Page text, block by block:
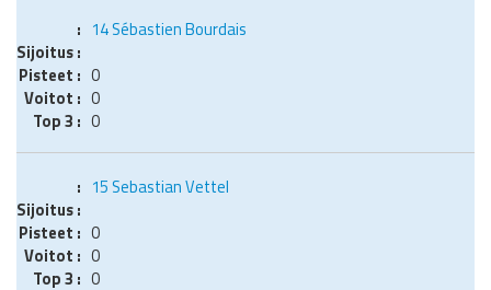
14Sébastien Bourdais
0
0
0
15 Sebastian Vettel
0
0
0